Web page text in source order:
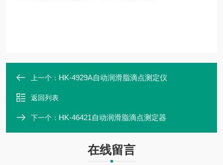
上一个： HK-4929A自动润滑脂滴点测定仪
返回列表
下一个： HK-46421自动润滑脂滴点测定器
在线留言